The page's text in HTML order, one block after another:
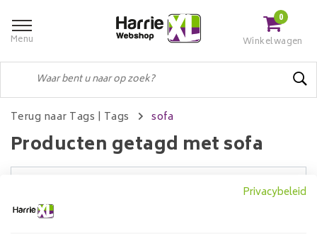
Menu
0
Winkelwagen
Terug naar Tags | Tags sofa
Producten getagd met sofa
Privacybeleid